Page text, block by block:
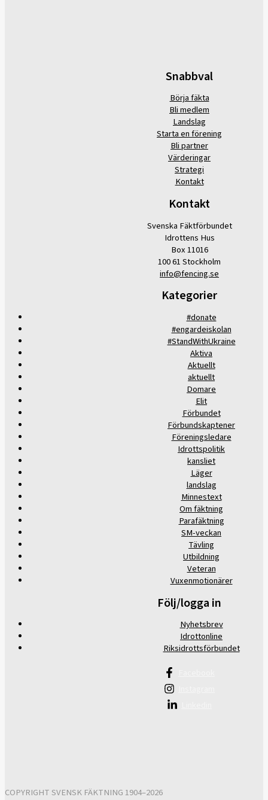
Snabbval
Börja fäkta
Bli medlem
Landslag
Starta en förening
Bli partner
Värderingar
Strategi
Kontakt
Kontakt
Svenska Fäktförbundet
Idrottens Hus
Box 11016
100 61 Stockholm
info@fencing.se
Kategorier
#donate
#engardeiskolan
#StandWithUkraine
Aktiva
Aktuellt
aktuellt
Domare
Elit
Förbundet
Förbundskaptener
Föreningsledare
Idrottspolitik
kansliet
Läger
landslag
Minnestext
Om fäktning
Parafäktning
SM-veckan
Tävling
Utbildning
Veteran
Vuxenmotionärer
Följ/logga in
Nyhetsbrev
Idrottonline
Riksidrottsförbundet
COPYRIGHT SVENSK FÄKTNING 1904–2026